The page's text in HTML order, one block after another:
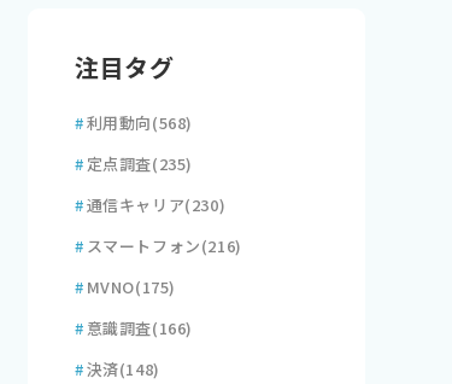
注目タグ
#利用動向(568)
# 定点調査(235)
#通信キャリア(230)
# スマートフォン(216)
# MVNO(175)
# 意識調査(166)
#決済(148)